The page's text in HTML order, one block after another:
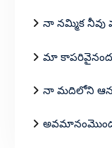
నా నమ్మిక
మా
నా మదిలోని